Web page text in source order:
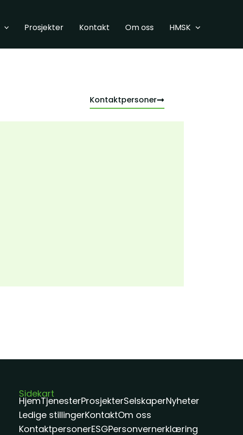
Prosjekter Kontakt Om oss HMSK
Kontaktpersoner
Sidekart
HjemTjenesterProsjekterSelskaperNyheter
Ledige stillingerKontaktOm oss
KontaktpersonerESGPersonvernerklæring